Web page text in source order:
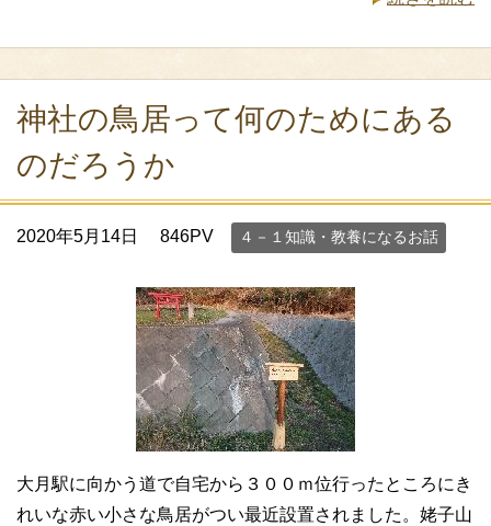
神社の鳥居って何のためにある
のだろうか
2020年5月14日 846PV ４－１知識・教養になるお話
大月駅に向かう道で自宅から３００ｍ位行ったところにき
れいな赤い小さな鳥居がつい最近設置されました。姥子山